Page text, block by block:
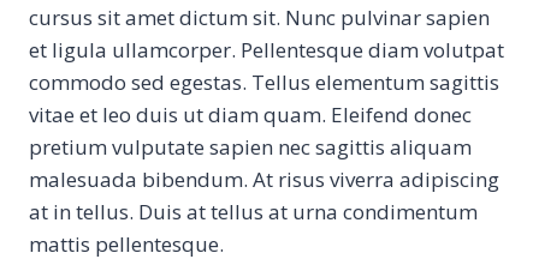
cursus sit amet dictum sit. Nunc pulvinar sapien
et ligula ullamcorper. Pellentesque diam volutpat
commodo sed egestas. Tellus elementum sagittis
vitae et leo duis ut diam quam. Eleifend donec
pretium vulputate sapien nec sagittis aliquam
malesuada bibendum. At risus viverra adipiscing
at in tellus. Duis at tellus at urna condimentum
mattis pellentesque.